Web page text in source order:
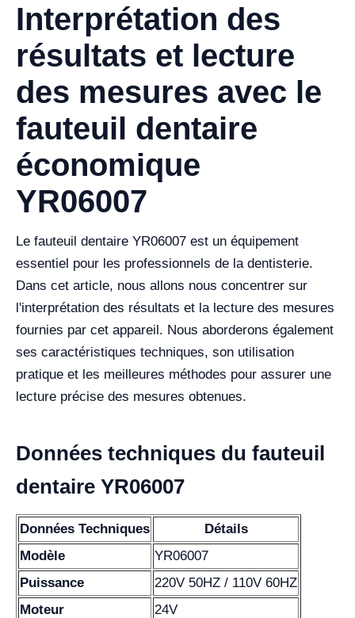
Interprétation des
résultats et lecture
des mesures avec le
fauteuil dentaire
économique
YR06007
Le fauteuil dentaire YR06007 est un équipement
essentiel pour les professionnels de la dentisterie.
Dans cet article, nous allons nous concentrer sur
l'interprétation des résultats et la lecture des mesures
fournies par cet appareil. Nous aborderons également
ses caractéristiques techniques, son utilisation
pratique et les meilleures méthodes pour assurer une
lecture précise des mesures obtenues.
Données techniques du fauteuil
dentaire YR06007
Données Techniques
Détails
Modèle
YR06007
Puissance
220V 50HZ / 110V 60HZ
Moteur
24V